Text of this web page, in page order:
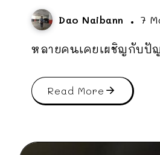
Dao Naibann 7
หลายคนเคยเผชิญกับปั
Read More